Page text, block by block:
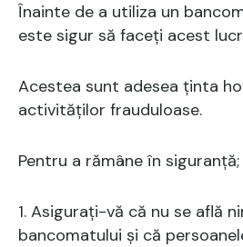
Înainte de a utiliza un
este sigur să faceți acest
Acestea sunt adesea ținta
activităților frauduloase.
Pentru a rămâne în siguranță;
1. Asigurați-vă că nu se află
bancomatului și că